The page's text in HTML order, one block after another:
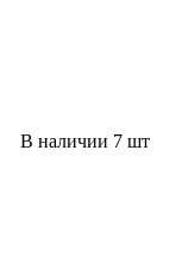
В наличии 7 шт